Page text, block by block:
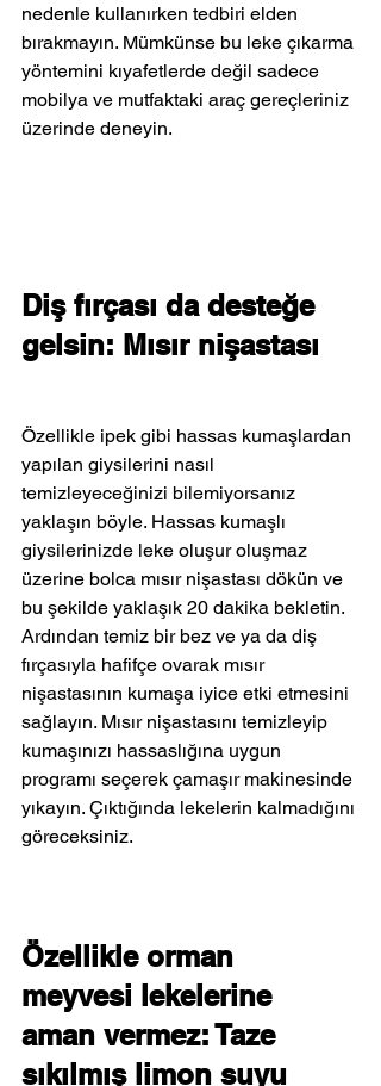
nedenle kullanırken tedbiri elden
bırakmayın. Mümkünse bu leke çıkarma
yöntemini kıyafetlerde değil sadece
mobilya ve mutfaktaki araç gereçleriniz
üzerinde deneyin.
Diş fırçası da desteğe
gelsin: Mısır nişastası
Özellikle ipek gibi hassas kumaşlardan
yapılan giysilerini nasıl
temizleyeceğinizi bilemiyorsanız
yaklaşın böyle. Hassas kumaşlı
giysilerinizde leke oluşur oluşmaz
üzerine bolca mısır nişastası dökün ve
bu şekilde yaklaşık 20 dakika bekletin.
Ardından temiz bir bez ve ya da diş
fırçasıyla hafifçe ovarak mısır
nişastasının kumaşa iyice etki etmesini
sağlayın. Mısır nişastasını temizleyip
kumaşınızı hassaslığına uygun
programı seçerek çamaşır makinesinde
yıkayın. Çıktığında lekelerin kalmadığını
göreceksiniz.
Özellikle orman
meyvesi lekelerine
aman vermez: Taze
sıkılmış limon suyu